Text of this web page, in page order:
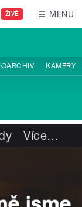
ŽIVĚ MENU
KAMERY
Více…